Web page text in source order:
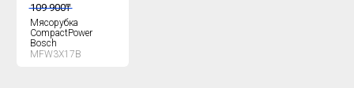
109 900₸
Мясорубка
CompactPower
Bosch
MFW3X17B